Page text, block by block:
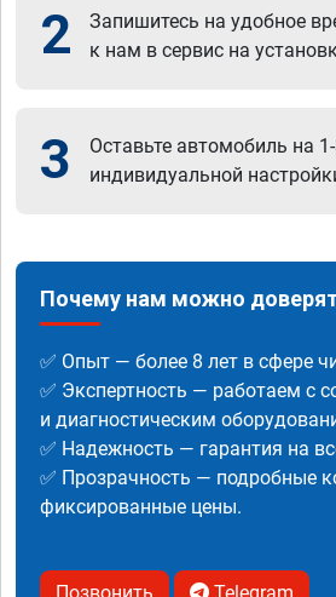
2
Запишитесь на удобное
к нам в сервис на
3
Оставьте автомобиль на
индивидуальной
Почему нам можно
✅ Опыт — более 8 лет в сфере
✅ Экспертность — работаем с
и диагностическим
✅ Надежность — гарантия на
✅ Прозрачность — подробные
фиксированные цены.